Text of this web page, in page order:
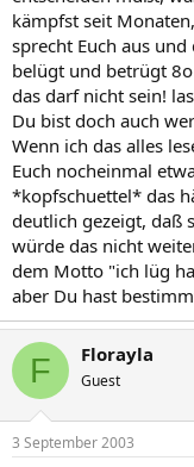
kämpfst seit
sprecht Euch aus
belügt und betrügt 8o
das darf nicht sein!
Du bist doch auch
Wenn ich das alles
Euch nocheinmal
*kopfschuettel* das
deutlich gezeigt, daß
würde das nicht
dem Motto "ich lüg
aber Du hast
F Florayla
Guest
3 September 2003